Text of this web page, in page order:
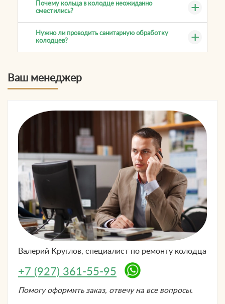
Почему кольца в колодце неожиданно
сместились?
Нужно ли проводить санитарную обработку
колодцев?
Ваш менеджер
Валерий Круглов, специалист по ремонту колодца
+7 (927) 361-55-95
Помогу оформить заказ, отвечу на все вопросы.